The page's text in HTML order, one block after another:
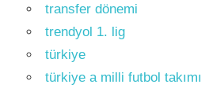
transfer dönemi
trendyol 1. lig
türkiye
türkiye a milli futbol takımı